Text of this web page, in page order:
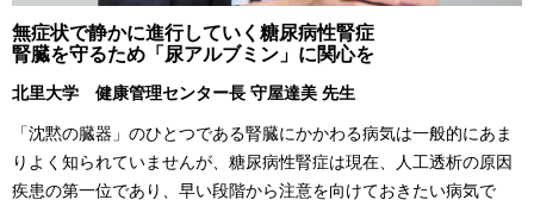
無症状で静かに進行していく糖尿病性腎症
腎臓を守るため「尿アルブミン」に関心を
北里大学 健康管理センター長 守屋達美 先生
「沈黙の臓器」のひとつである腎臓にかかわる病気は一般的にあま
りよく知られていませんが、糖尿病性腎症は現在、人工透析の原因
疾患の第一位であり、早い段階から注意を向けておきたい病気で